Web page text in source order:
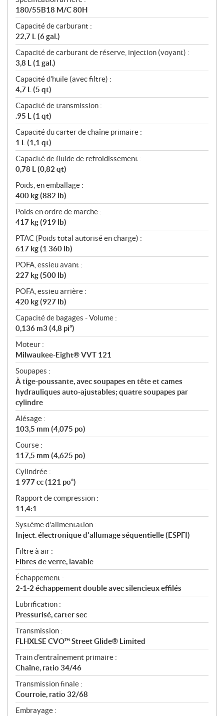
180/55B18 M/C 80H
Capacité de carburant :
22,7 L (6 gal.)
Capacité de carburant de réserve, injection (voyant) :
3,8 L (1 gal.)
Capacité d’huile (avec filtre) :
4,7 L (5 qt)
Capacité de transmission :
.95 L (1 qt)
Capacité du carter de chaîne primaire :
1 L (1,1 qt)
Capacité de fluide de refroidissement :
0,78 L (0,82 qt)
Poids, en emballage :
400 kg (882 lb)
Poids en ordre de marche :
417 kg (919 lb)
PTAC (Poids total autorisé en charge) :
617 kg (1 360 lb)
POFA, essieu avant :
227 kg (500 lb)
POFA, essieu arrière :
420 kg (927 lb)
Capacité de bagages - Volume :
0,136 m3 (4,8 pi³)
Moteur :
Milwaukee-Eight® VVT 121
Soupapes :
À tige-poussante, avec soupapes en tête et cames
hydrauliques auto-ajustables; quatre soupapes par
cylindre
Alésage :
103,5 mm (4,075 po)
Course :
117,5 mm (4,625 po)
Cylindrée :
1 977 cc (121 po³)
Rapport de compression :
11,4:1
Système d'alimentation :
Inject. électronique d'allumage séquentielle (ESPFI)
Filtre à air :
Fibres de verre, lavable
Échappement :
2-1-2 échappement double avec silencieux effilés
Lubrification :
Pressurisé, carter sec
Transmission :
FLHXLSE CVO™ Street Glide® Limited
Train d'entraînement primaire :
Chaîne, ratio 34/46
Transmission finale :
Courroie, ratio 32/68
Embrayage :